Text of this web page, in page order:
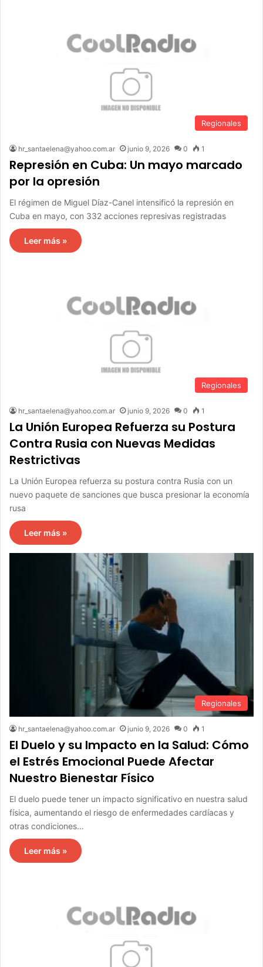
Regionales
hr_santaelena@yahoo.com.ar junio 9, 2026 0 1
Represión en Cuba: Un mayo marcado
por la opresión
El régimen de Miguel Díaz-Canel intensificó la represión en
Cuba en mayo, con 332 acciones represivas registradas
Leer más »
Regionales
hr_santaelena@yahoo.com.ar junio 9, 2026 0 1
La Unión Europea Refuerza su Postura
Contra Rusia con Nuevas Medidas
Restrictivas
La Unión Europea refuerza su postura contra Rusia con un
nuevo paquete de sanciones que busca presionar la economía
rusa
Leer más »
Regionales
hr_santaelena@yahoo.com.ar junio 9, 2026 0 1
El Duelo y su Impacto en la Salud: Cómo
el Estrés Emocional Puede Afectar
Nuestro Bienestar Físico
El duelo puede tener un impacto significativo en nuestra salud
física, aumentando el riesgo de enfermedades cardíacas y
otras condiciones…
Leer más »